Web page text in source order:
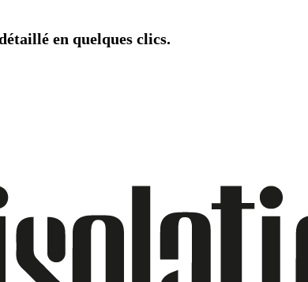
en quelques clics.